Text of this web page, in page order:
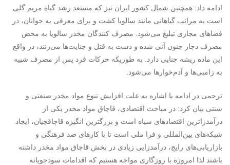
ادامه داد: همچنین شمال کشور ایران نیز که مستعد رشد گیاه مریم گلی
است به مراتب گیاهانی مانند سالویا کشت و برای معرفی به جوانان، در
فضاهای مجازی تبلیغ می‌شود. مصرف کنندگان مخدر سالویا به محض
مصرف دچار جنون آنی شده و دست به قتل و جنایت‌ها می‌زنند، در واقع
این ماده ریشه جنایی دارد. به طوریکه حرکات فرد پس از مصرف شبیه
به زامبی‌ها و آدم‌خوارها می‌شود.
ترحمی در ادامه با اشاره به علت افزایش تنوع مواد مخدر صنعتی و
سنتی بیان کرد: در مباحث اقتصادی، قاچاق مواد مخدر یکی از
درآمدزاترین اقتصادهای سیاه است و بزرگترین انگیزه قاچاقچیان، ایجاد
شبکه‌های بین‌المللی و فرا ملی است تا با کارهای ضد فرهنگی و
بازاریابی‌های رایج، درآمدزایی زیادی در بخش قاچاق مواد مخدر داشته
باشند لذا امروزه با روزگاری مواجه هستیم که اقدامات سودجویانه